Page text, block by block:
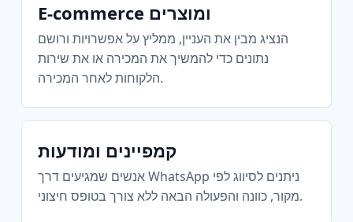
E‑commerce ומוצרים
הנציג מבין את העניין, ממליץ על אפשרויות ורושם
נתונים כדי להמשיך את המכירה או את שירות
הלקוחות לאחר המכירה.
קמפיינים ומודעות
אנשים שמגיעים דרך WhatsApp ניתנים לסיווג לפי
מקור, כוונה והפעולה הבאה ללא צורך בטופס חיצוני.